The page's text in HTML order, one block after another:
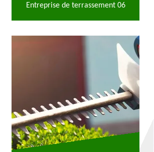
Entreprise de terrassement 06